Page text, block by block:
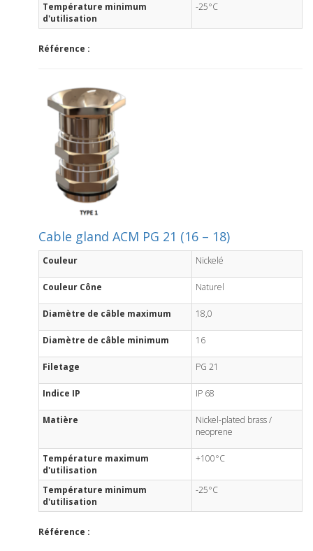
Température minimum
d'utilisation
-25°C
Référence :
Cable gland ACM PG 21 (16 – 18)
Couleur Nickelé
Couleur Cône Naturel
Diamètre de câble maximum 18,0
Diamètre de câble minimum 16
Filetage PG 21
Indice IP IP 68
Matière
Nickel-plated brass /
neoprene
Température maximum
d'utilisation
+100°C
Température minimum
d'utilisation
-25°C
Référence :